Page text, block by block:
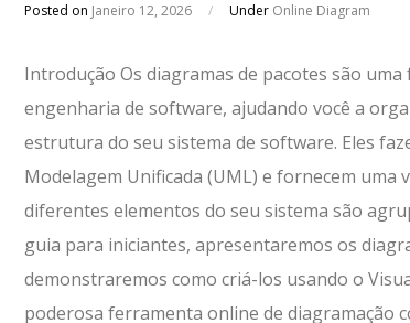
Posted on Janeiro 12, 2026 / Under Online Diagram
Introdução Os diagramas de pacotes são
engenharia de software, ajudando você a
estrutura do seu sistema de software. Eles
Modelagem Unificada (UML) e fornecem uma
diferentes elementos do seu sistema são
guia para iniciantes, apresentaremos os
demonstraremos como criá-los usando o
poderosa ferramenta online de diagramação